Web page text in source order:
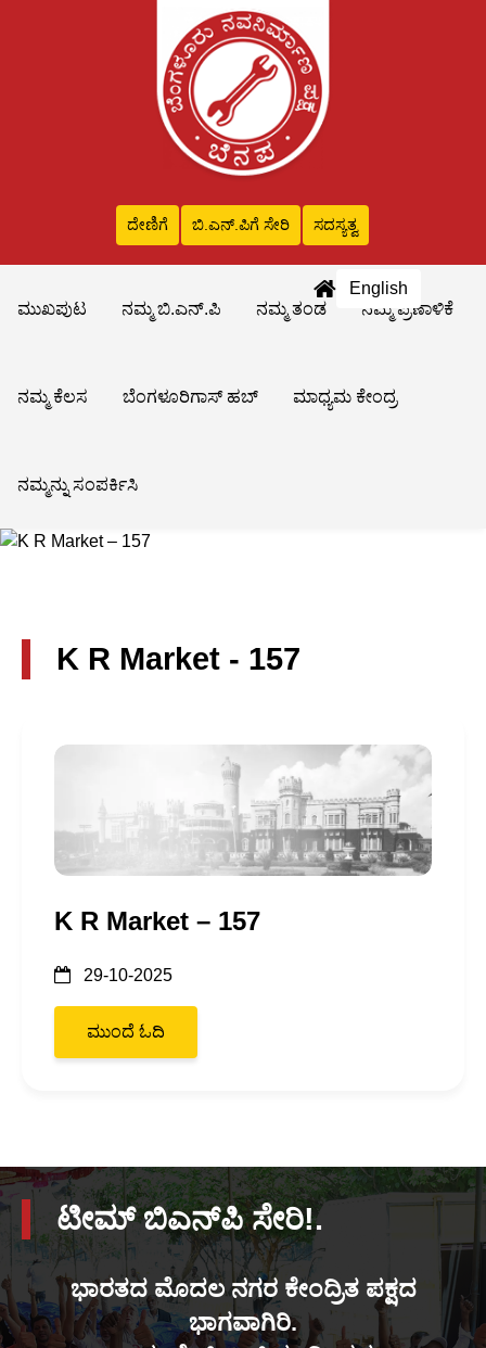
ದೇಣಿಗೆ ಬಿ.ಎನ್‌.ಪಿಗೆ ಸೇರಿ ಸದಸ್ಯತ್ವ
English
ಮುಖಪುಟ
ನಮ್ಮ ಬಿ.ಎನ್.ಪಿ ನಮ್ಮ ತಂಡ ನಮ್ಮ ಪ್ರಣಾಳಿಕೆ
ನಮ್ಮ ಕೆಲಸ ಬೆಂಗಳೂರಿಗಾಸ್ ಹಬ್ ಮಾಧ್ಯಮ ಕೇಂದ್ರ
ನಮ್ಮನ್ನು ಸಂಪರ್ಕಿಸಿ
K R Market - 157
K R Market – 157
29-10-2025
ಮುಂದೆ ಓದಿ
ಟೀಮ್ ಬಿಎನ್‌ಪಿ ಸೇರಿ!.
ಭಾರತದ ಮೊದಲ ನಗರ ಕೇಂದ್ರಿತ ಪಕ್ಷದ
ಭಾಗವಾಗಿರಿ.